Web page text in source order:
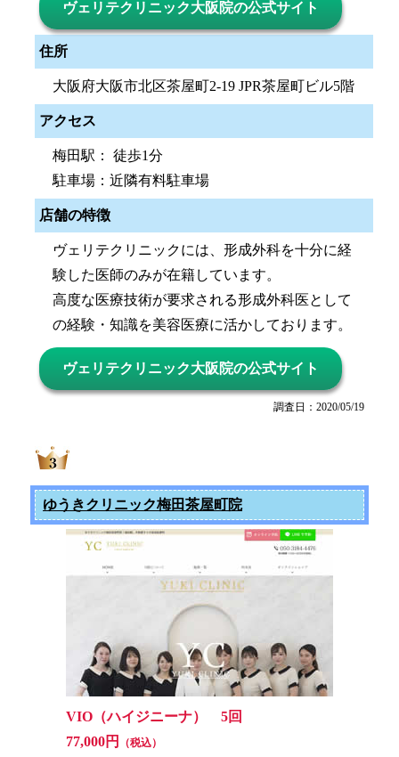
ヴェリテクリニック大阪院の公式サイト
住所
大阪府大阪市北区茶屋町2-19 JPR茶屋町ビル5階
アクセス
梅田駅： 徒歩1分
駐車場：近隣有料駐車場
店舗の特徴
ヴェリテクリニックには、形成外科を十分に経
験した医師のみが在籍しています。
高度な医療技術が要求される形成外科医として
の経験・知識を美容医療に活かしております。
ヴェリテクリニック大阪院の公式サイト
調査日：2020/05/19
ゆうきクリニック梅田茶屋町院
VIO（ハイジニーナ） 5回
77,000円
（税込）